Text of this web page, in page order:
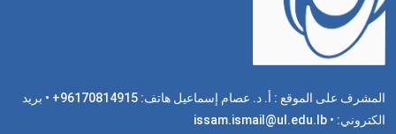
المشرف على الموقع : أ. د. عصام إسماعيل هاتف: 96170814915+ • بريد
الكتروني: issam.ismail@ul.edu.lb •